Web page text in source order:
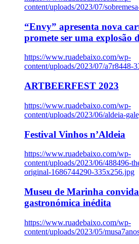
content/uploads/2023/07/
“Envy” apresenta nova
promete ser uma explosão
https://www.ruadebaixo.com/wp-
content/uploads/2023/07/a7r8448-
ARTBEERFEST 2023
https://www.ruadebaixo.com/wp-
content/uploads/2023/06/aldeia-
Festival Vinhos n’Aldeia
https://www.ruadebaixo.com/wp-
content/uploads/2023/06/488496-
original-1686744290-335x256.jpg
Museu de Marinha
gastronómica inédita
https://www.ruadebaixo.com/wp-
content/uploads/2023/05/